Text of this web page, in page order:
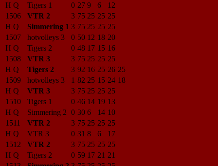
H Q
Tigers 1 0 27 9 6
12
1506
VTR 2 3 75 25 25 25
H Q
Simmering 1 3 75 25 25 25
1507
hotvolleys 3 0 50 12 18 20
H Q
Tigers 2 0 48 17 15 16
1508
VTR 3 3 75 25 25 25
H Q
Tigers 2 3 92 16 25 26 25
1509
hotvolleys 3 1 82 25 15 24 18
H Q
VTR 3 3 75 25 25 25
1510
Tigers 1 0 46 14 19 13
H Q
Simmering 2 0 30 6 14 10
1511
VTR 2 3 75 25 25 25
H Q
VTR 3 0 31 8 6
17
1512
VTR 2 3 75 25 25 25
H Q
Tigers 2 0 59 17 21 21